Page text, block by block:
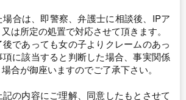
合は、即警察、弁護士に相談後、IPア
は所定の処置で対応させて頂きます。
であっても女の子よりクレームのあっ
に該当すると判断した場合、事実関係
合が御座いますのでご了承下さい。
の内容にご理解、同意したもとさせて